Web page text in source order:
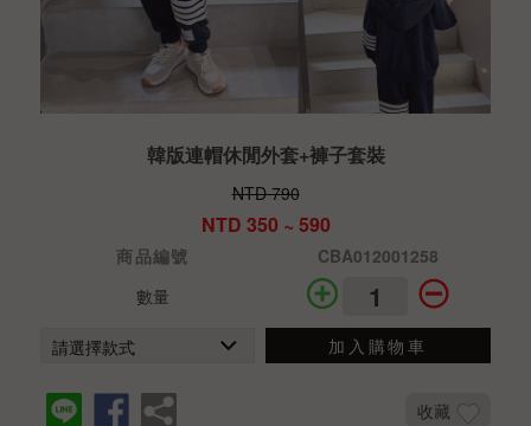
韓版連帽休閒外套+褲子套裝
NTD 790
NTD 350 ~ 590
商品編號
CBA012001258
數量
加入購物車
收藏